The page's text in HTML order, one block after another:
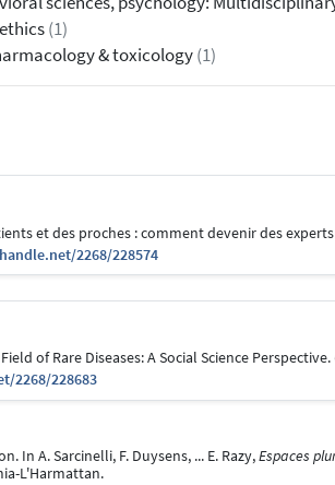
(1)
& toxicology(1)
et des proches : comment devenir des
2268/228574
of Rare Diseases: A Social Science Perspective.
2268/228683
In A. Sarcinelli, F. Duysens, ... E. Razy,Espaces
L'Harmattan.